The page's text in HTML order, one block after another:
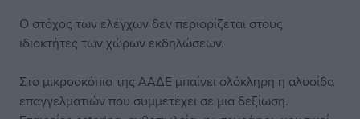
Ο στόχος των ελέγχων δεν περιορίζεται στους
ιδιοκτήτες των χώρων εκδηλώσεων.
Στο μικροσκόπιο της ΑΑΔΕ μπαίνει ολόκληρη η αλυσίδα
επαγγελματιών που συμμετέχει σε μια δεξίωση.